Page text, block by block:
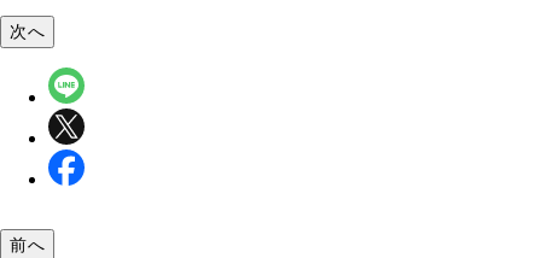
次へ
前へ